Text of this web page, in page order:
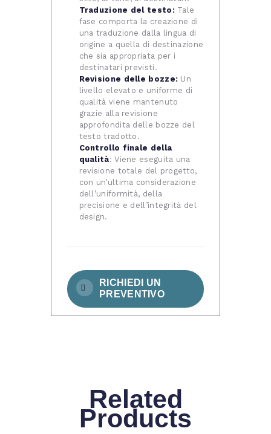
Traduzione del testo:Tale
fase comporta la creazione di
una traduzione dalla lingua di
origine a quella di destinazione
che sia appropriata per i
destinatari previsti.
Revisione delle bozze: Un
livello elevato e uniforme di
qualità viene mantenuto
grazie alla revisione
approfondita delle bozze del
testo tradotto.
Controllo finale della
qualità: Viene eseguita una
revisione totale del progetto,
con un’ultima considerazione
dell’uniformità, della
precisione e dell’integrità del
design.
RICHIEDI UN
PREVENTIVO
Related
Products